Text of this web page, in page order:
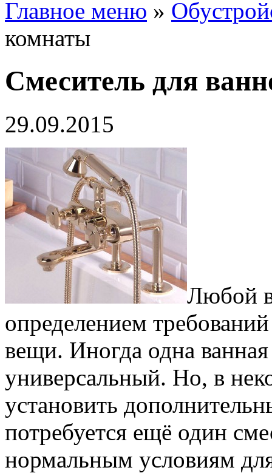
Главное меню »
комнаты
Смеситель для
29.09.2015
Любой
определением
вещи. Иногда одна
универсальный. Но, в
установить
потребуется ещё один
нормальным условиям